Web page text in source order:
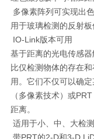
多像素阵列可实现出
用于玻璃检测的反射
IO-Link版本可用
基于距离的光电传感
比仅检测物体的存在
用。它们不仅可以确
（多像素技术）或
距离。
适用于小、中、大检